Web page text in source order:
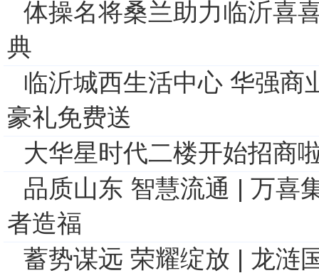
体操名将桑兰助力临沂喜
典
临沂城西生活中心 华强商
豪礼免费送
大华星时代二楼开始招商
品质山东 智慧流通 | 万喜
者造福
蓄势谋远 荣耀绽放 | 龙涟